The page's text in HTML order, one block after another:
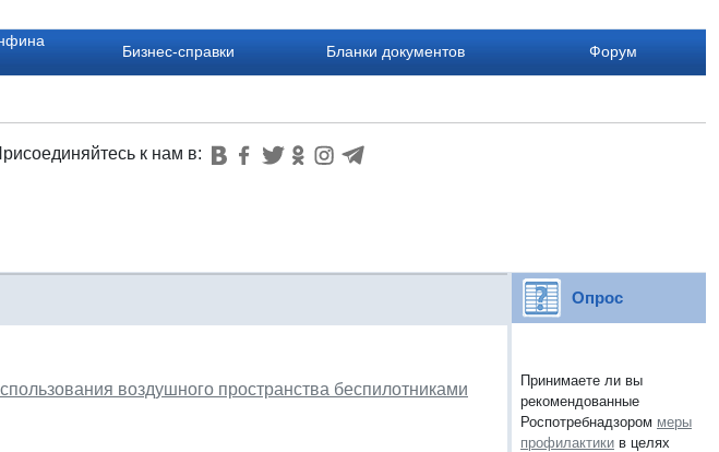
Бизнес-справки Бланки документов Форум
к нам в:
воздушного пространства беспилотниками
Опрос
Принимаете ли вы
рекомендованные
Роспотребнадзором меры
профилактики в целях